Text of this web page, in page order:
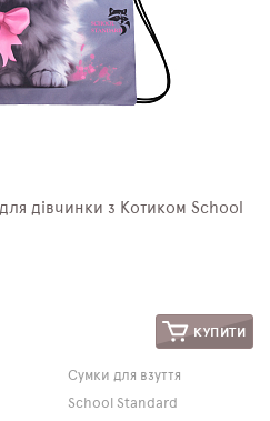
дівчинки з Котиком School
КУПИТИ
Сумки для взуття
School Standard